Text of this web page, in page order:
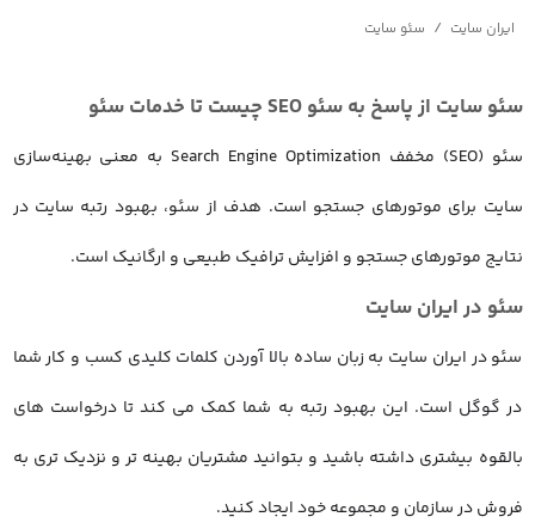
ایران سایت / سئو سایت
سئو سایت از پاسخ به سئو SEO چیست تا خدمات سئو
سئو (SEO) مخفف Search Engine Optimization به معنی بهینه‌سازی
سایت برای موتورهای جستجو است. هدف از سئو، بهبود رتبه سایت در
نتایج موتورهای جستجو و افزایش ترافیک طبیعی و ارگانیک است.
سئو در ایران سایت
سئو در ایران سایت به زبان ساده بالا آوردن کلمات کلیدی کسب و کار شما
در گوگل است. این بهبود رتبه به شما کمک می کند تا درخواست های
بالقوه بیشتری داشته باشید و بتوانید مشتریان بهینه تر و نزدیک تری به
فروش در سازمان و مجموعه خود ایجاد کنید.